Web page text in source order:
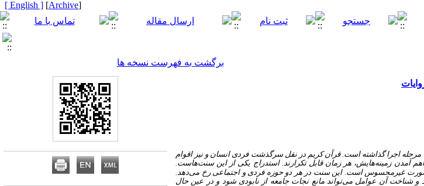
[
Archive
]
[ English ]
برگشت به فهرست نسخه ها
اجرا گذاشته است. قرآن کریم در نقل سرگذشت فردی انسان و نیز اقوام
آمدن زمینه‌هایش، هر زمان قابل تکرارند. استدراج یکی از این سنت‌هاست.
غیرمحسوس است. این سنت در هر دو حوزه فردی و اجتماعی رخ می‌دهد.
و شناخت آن عوامل می‌تواند مانع نجات جامعه از نابودی شود و در عین حال